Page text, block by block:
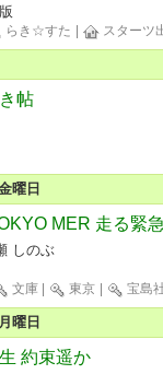
らき☆すた スターツ
帖
曜日
MER 走る緊
しのぶ
文庫 東京 宝島
曜日
約束遥か